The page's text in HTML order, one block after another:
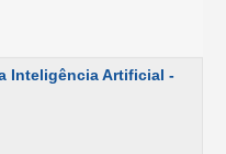
Inteligência Artificial -